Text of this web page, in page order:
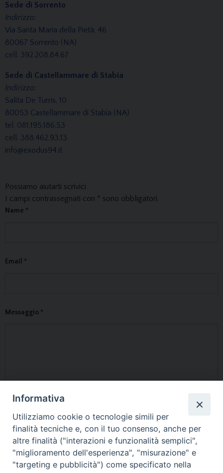
Sede di Sorrento
Indirizzo:
Via Santa Maria della Pietà, 46
80067 Sorrento (NA)
cell. 392.208.84.67
Sede di Castellammare di Stabia
Indirizzo:
Salita De Turris, 10
80053 Castellammare di Stabia (NA)
tel. 081.195.186.53
cell. 388.462.93.13
info@exodus94.it
Possiamo aiutarti scrivici
I campi contrassegnati con * sono obbligatori.
Name *
Email *
Messaggio *
Informativa
Utilizziamo cookie o tecnologie simili per
finalità tecniche e, con il tuo consenso, anche per
altre finalità ("interazioni e funzionalità semplici",
"miglioramento dell'esperienza", "misurazione" e
"targeting e pubblicità") come specificato nella